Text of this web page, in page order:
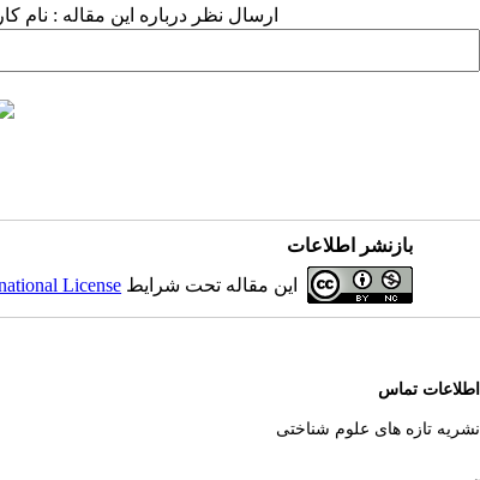
ارسال نظر درباره این مقاله : نام
بازنشر اطلاعات
این مقاله تحت شرایط License
اطلاعات تماس
نشریه تازه های علوم شناختی